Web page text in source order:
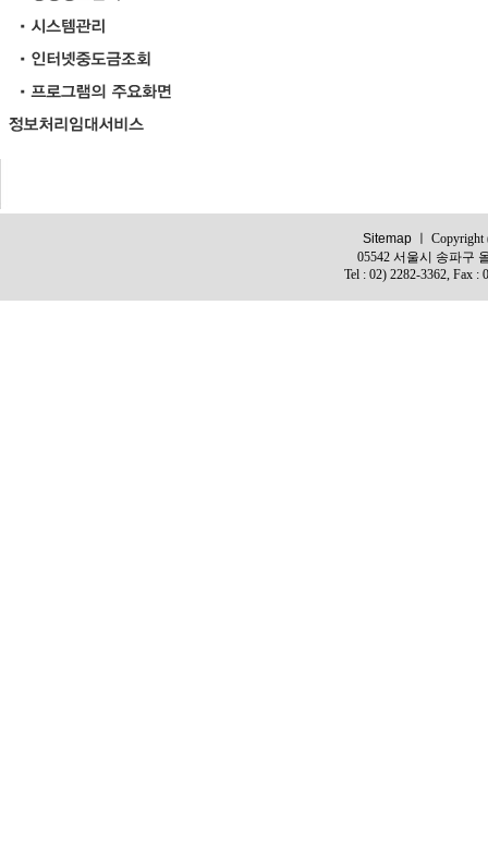
Sitemap ㅣ Copyright
05542 서울시 송파구
Tel : 02) 2282-3362, Fax :